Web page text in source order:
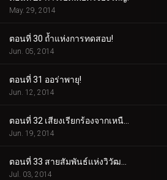
May. 29, 2014
ตอนที่ 30 ถ้ำแห่งการทดสอบ!
Jun. 05, 2014
ตอนที่ 31 ออร่าพายุ!
Jun. 12, 2014
Jun. 19, 2014
Jul. 03, 2014